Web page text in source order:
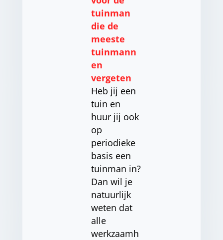
tuinman
die de
meeste
tuinmann
en
vergeten
Heb jij een
tuin en
huur jij ook
op
periodieke
basis een
tuinman in?
Dan wil je
natuurlijk
weten dat
alle
werkzaamh